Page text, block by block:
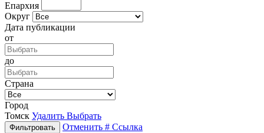
Епархия
Округ
Дата публикации
от
до
Страна
Город
Томск Удалить Выбрать
Фильтровать Отменить # Ссылка